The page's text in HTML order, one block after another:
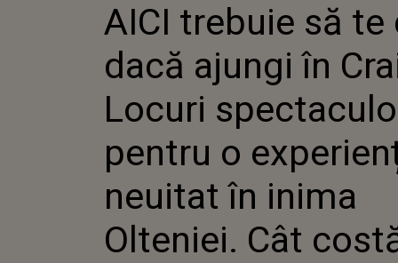
PENTRU
DE
NOAPTE
LOCAȚIE
UN
AICI trebuie să te
dacă ajungi în
Locuri
pentru o
neuitat în inima
Olteniei. Cât